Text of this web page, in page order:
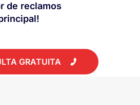
de reclamos
GRATUITA